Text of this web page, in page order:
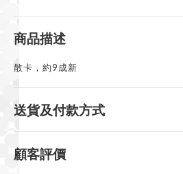
商品描述
散卡，約9成新
送貨及付款方式
顧客評價